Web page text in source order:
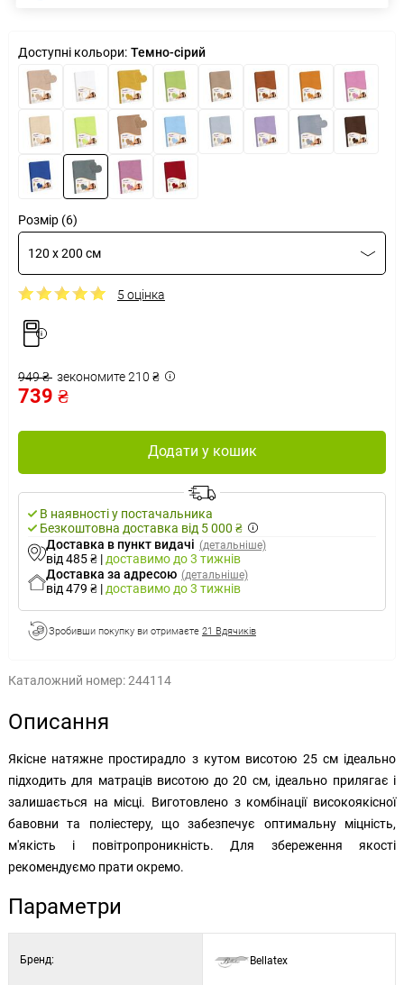
Доступні кольори: Темно-сірий
Розмір (6)
120 x 200 см
5 оцінка
949 ₴ зекономите 210 ₴
739 ₴
Додати у кошик
В наявності у постачальника
Безкоштовна доставка від 5 000 ₴
Доставка в пункт видачі (детальніше)
від 485 ₴ | доставимо до 3 тижнів
Доставка за адресою (детальніше)
від 479 ₴ | доставимо до 3 тижнів
Зробивши покупку ви отримаєте 21 Вдячиків
Каталожний номер:244114
Описання
Якісне натяжне простирадло з кутом висотою 25 см ідеально
підходить для матраців висотою до 20 см, ідеально прилягає і
залишається на місці. Виготовлено з комбінації високоякісної
бавовни та поліестеру, що забезпечує оптимальну міцність,
м'якість і повітропроникність. Для збереження якості
рекомендуємо прати окремо.
Параметри
Бренд: Bellatex